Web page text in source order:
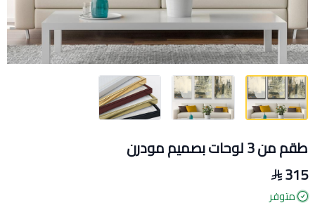
طقم من 3 لوحات بصميم مودرن
315
متوفر